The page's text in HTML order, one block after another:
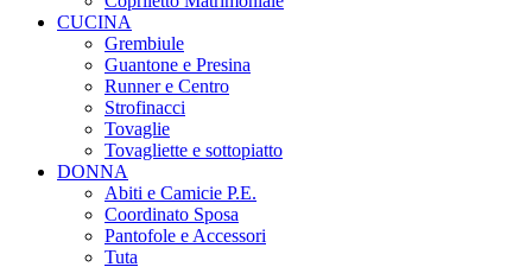
CUCINA
Grembiule
Guantone e Presina
Runner e Centro
Strofinacci
Tovaglie
Tovagliette e sottopiatto
DONNA
Abiti e Camicie P.E.
Coordinato Sposa
Pantofole e Accessori
Tuta